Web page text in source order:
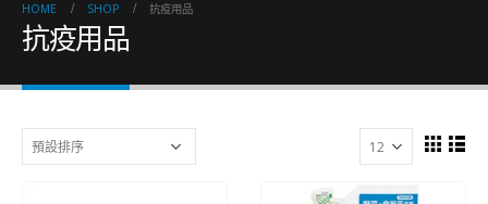
HOME SHOP 抗疫用品
抗疫用品